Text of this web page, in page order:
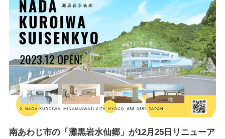
南あわじ市の「灘黒岩水仙郷」が12月25日リニューア